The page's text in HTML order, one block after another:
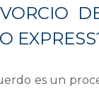
es un